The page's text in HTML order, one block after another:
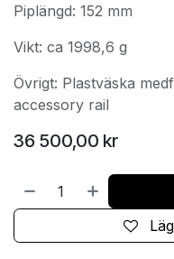
Piplängd: 152 mm
Vikt: ca 1998,6 g
Övrigt: Plastväska
accessory rail
36 500,00 kr